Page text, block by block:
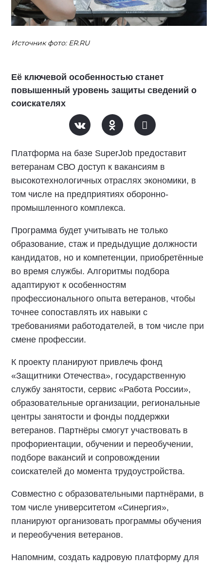
Источник фото: ER.RU
Её ключевой особенностью станет
повышенный уровень защиты сведений о
соискателях
Платформа на базе SuperJob предоставит
ветеранам СВО доступ к вакансиям в
высокотехнологичных отраслях экономики, в
том числе на предприятиях оборонно-
промышленного комплекса.
Программа будет учитывать не только
образование, стаж и предыдущие должности
кандидатов, но и компетенции, приобретённые
во время службы. Алгоритмы подбора
адаптируют к особенностям
профессионального опыта ветеранов, чтобы
точнее сопоставлять их навыки с
требованиями работодателей, в том числе при
смене профессии.
К проекту планируют привлечь фонд
«Защитники Отечества», государственную
службу занятости, сервис «Работа России»,
образовательные организации, региональные
центры занятости и фонды поддержки
ветеранов. Партнёры смогут участвовать в
профориентации, обучении и переобучении,
подборе вакансий и сопровождении
соискателей до момента трудоустройства.
Совместно с образовательными партнёрами, в
том числе университетом «Синергия»,
планируют организовать программы обучения
и переобучения ветеранов.
Напомним, создать кадровую платформу для